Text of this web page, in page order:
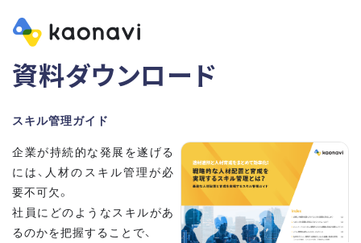
資料ダウンロード
スキル管理ガイド
企業が持続的な発展を遂げる
には、人材のスキル管理が必
要不可欠。
社員にどのようなスキルがあ
るのかを把握することで、